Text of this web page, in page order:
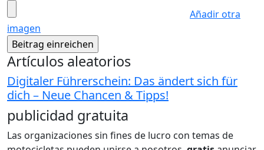
Añadir otra
imagen
Artículos aleatorios
Digitaler Führerschein: Das ändert sich für
dich – Neue Chancen & Tipps!
publicidad gratuita
Las organizaciones sin fines de lucro con temas de